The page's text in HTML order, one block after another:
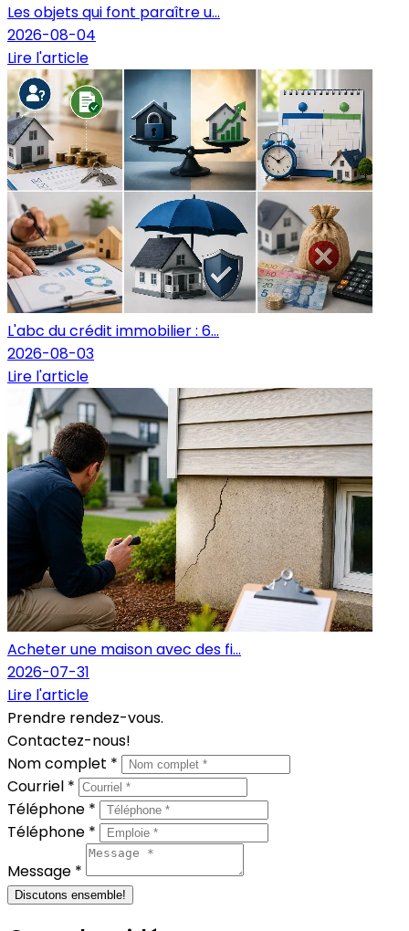
Les objets qui font paraître u...
2026-08-04
Lire l'article
L'abc du crédit immobilier : 6...
2026-08-03
Lire l'article
Acheter une maison avec des fi...
2026-07-31
Lire l'article
Prendre rendez-vous.
Contactez-nous!
Nom complet *
Courriel *
Téléphone *
Téléphone *
Message *
Discutons ensemble!